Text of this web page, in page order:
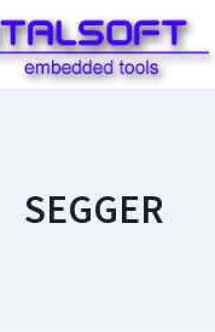
SEGGER